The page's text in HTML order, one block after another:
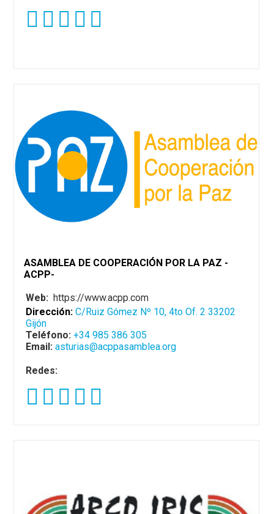
ASAMBLEA DE COOPERACIÓN POR LA PAZ -
ACPP-
Web: https://www.acpp.com
Dirección:C/Ruiz Gómez Nº 10, 4to Of. 2 33202
Gijón
Teléfono:+34 985 386 305
Email:asturias@acppasamblea.org
Redes: